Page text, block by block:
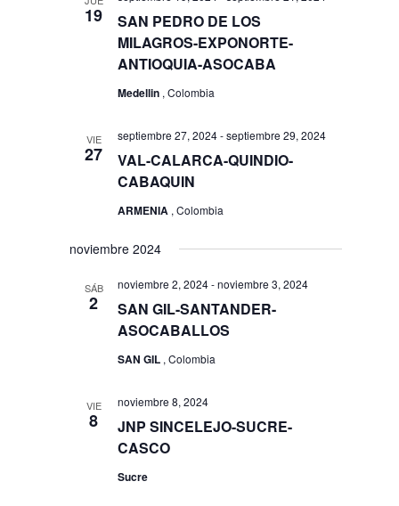
de
19
SAN PEDRO DE LOS
MILAGROS-EXPONORTE-
ANTIOQUIA-ASOCABA
Medellin , Colombia
VIE
27
VAL-CALARCA-QUINDIO-
CABAQUIN
septiembre 27, 2024-septiembre 29, 2024
ARMENIA , Colombia
noviembre 2024
SÁB
2
SAN GIL-SANTANDER-
ASOCABALLOS
noviembre 2, 2024-noviembre 3, 2024
SAN GIL , Colombia
VIE
8
JNP SINCELEJO-SUCRE-
CASCO
noviembre 8, 2024
Sucre